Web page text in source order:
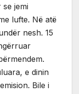
se jemi
lufte. Në atë
nesh. 15
e dinin
Bile i